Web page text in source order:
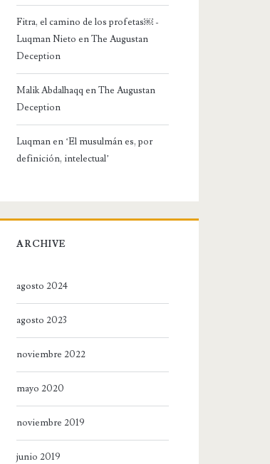
Fitra, el camino de los profetas￼ -
Luqman Nieto enThe Augustan
Deception
Malik Abdalhaqq enThe Augustan
Deception
Luqman en ‘El musulmán es, por
definición, intelectual’
ARCHIVE
agosto 2024
agosto 2023
noviembre 2022
mayo 2020
noviembre 2019
junio 2019